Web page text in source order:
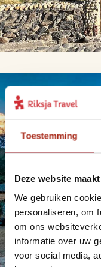
Toestemming
Deze website
We gebruiken
personaliseren, om
om ons
informatie over uw
voor social media,